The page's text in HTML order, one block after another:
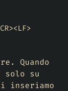
Quando
su
inseriamo